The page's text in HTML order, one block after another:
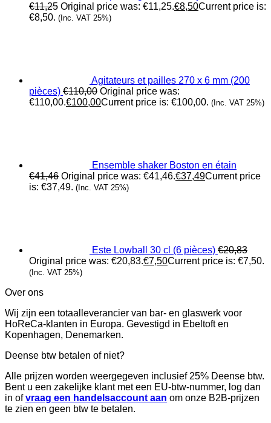
€11,25 Original price was: €11,25.€8,50Current price is:
€8,50. (Inc. VAT 25%)
Agitateurs et pailles 270 x 6 mm (200
pièces) €110,00 Original price was:
€110,00.€100,00Current price is: €100,00. (Inc. VAT 25%)
Ensemble shaker Boston en étain
€41,46 Original price was: €41,46.€37,49Current price
is: €37,49. (Inc. VAT 25%)
Este Lowball 30 cl (6 pièces) €20,83
Original price was: €20,83.€7,50Current price is: €7,50.
(Inc. VAT 25%)
Over ons
Wij zijn een totaalleverancier van bar- en glaswerk voor
HoReCa-klanten in Europa. Gevestigd in Ebeltoft en
Kopenhagen, Denemarken.
Deense btw betalen of niet?
Alle prijzen worden weergegeven inclusief 25% Deense btw.
Bent u een zakelijke klant met een EU-btw-nummer, log dan
in ofvraag een handelsaccount aan om onze B2B-prijzen
te zien en geen btw te betalen.